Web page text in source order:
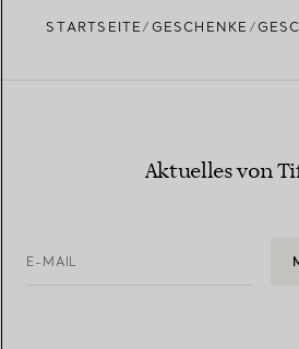
STARTSEITE GESCHENKE
Aktuelles von
E-MAIL